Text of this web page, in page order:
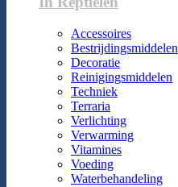
Accessoires
Bestrijdingsmiddelen
Decoratie
Reinigingsmiddelen
Techniek
Terraria
Verlichting
Verwarming
Vitamines
Voeding
Waterbehandeling